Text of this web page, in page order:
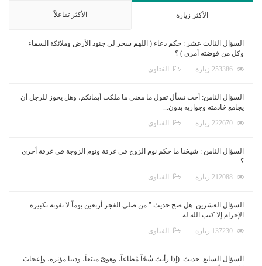
الأكثر زيارة الأكثر تفاعلاً
السؤال الثالث عشر : حكم دعاء ( اللهم سخر لي جنود الأرض وملائكة السماء
وكل من فوضته أمري ) ؟
الفتاوى
السؤال الثامن: أخت تسأل تقول ما معنى ما ملكت أيمانكم، وهل يجوز للرجل أن
يجامع خادمته وجواريه بدون...
الفتاوى
السؤال الثامن : شيخنا ما حكم نوم الزوج في غرفة ونوم الزوجة في غرفة أخرى
؟
الفتاوى
السؤال العشرين: هل صح حديث " من صلى الفجر أربعين يوماً لا تفوته تكبيرة
الإحرام إلا كتب الله له...
الفتاوى
السؤال السابع: حديث: (إذا رأيتَ شُحّاً مُطاعاً، وهوىً متبَعاً، ودنيا مؤثرة، وإعجابَ